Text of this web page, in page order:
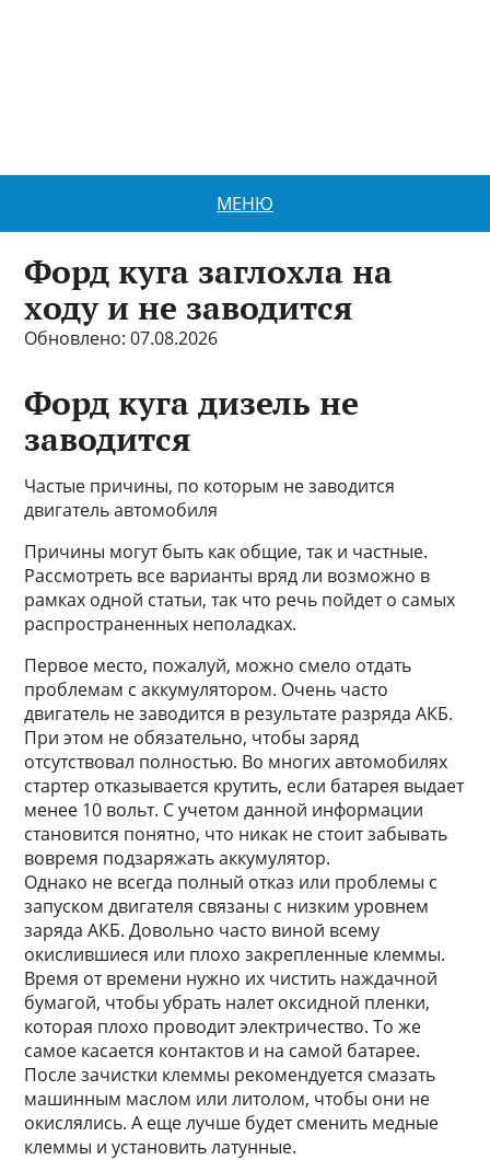
МЕНЮ
Форд куга заглохла на
ходу и не заводится
Обновлено: 07.08.2026
Форд куга дизель не
заводится
Частые причины, по которым не заводится
двигатель автомобиля
Причины могут быть как общие, так и частные.
Рассмотреть все варианты вряд ли возможно в
рамках одной статьи, так что речь пойдет о самых
распространенных неполадках.
Первое место, пожалуй, можно смело отдать
проблемам с аккумулятором. Очень часто
двигатель не заводится в результате разряда АКБ.
При этом не обязательно, чтобы заряд
отсутствовал полностью. Во многих автомобилях
стартер отказывается крутить, если батарея выдает
менее 10 вольт. С учетом данной информации
становится понятно, что никак не стоит забывать
вовремя подзаряжать аккумулятор.
Однако не всегда полный отказ или проблемы с
запуском двигателя связаны с низким уровнем
заряда АКБ. Довольно часто виной всему
окислившиеся или плохо закрепленные клеммы.
Время от времени нужно их чистить наждачной
бумагой, чтобы убрать налет оксидной пленки,
которая плохо проводит электричество. То же
самое касается контактов и на самой батарее.
После зачистки клеммы рекомендуется смазать
машинным маслом или литолом, чтобы они не
окислялись. А еще лучше будет сменить медные
клеммы и установить латунные.